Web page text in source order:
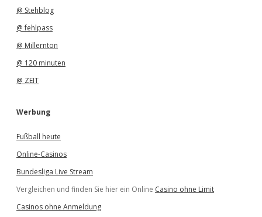
@ Stehblog
@ fehlpass
@ Millernton
@ 120 minuten
@ ZEIT
Werbung
Fußball heute
Online-Casinos
Bundesliga Live Stream
Vergleichen und finden Sie hier ein Online Casino ohne Limit
Casinos ohne Anmeldung